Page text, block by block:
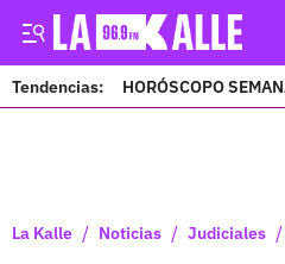
Tendencias: HORÓSCOPO
La Kalle / Noticias / Judiciales /